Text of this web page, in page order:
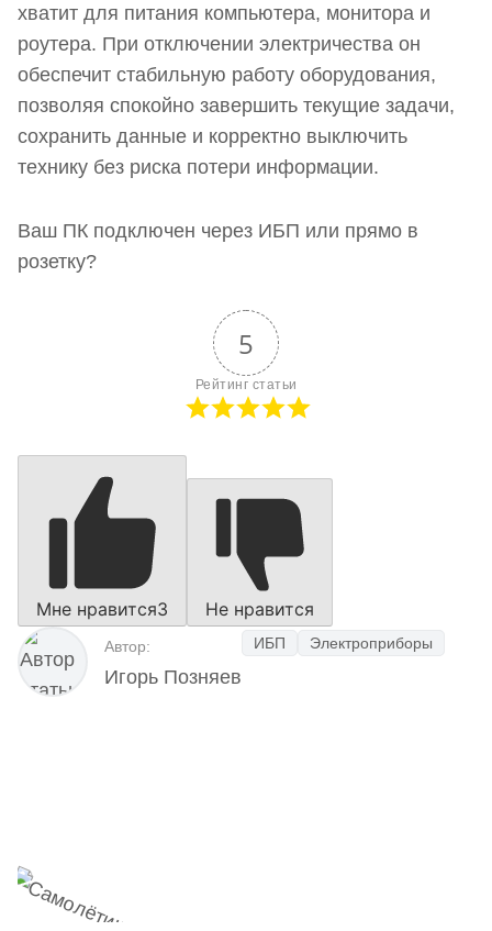
хватит для питания компьютера, монитора и
роутера. При отключении электричества он
обеспечит стабильную работу оборудования,
позволяя спокойно завершить текущие задачи,
сохранить данные и корректно выключить
технику без риска потери информации.
Ваш ПК подключен через ИБП или прямо в
розетку?
5
Рейтинг статьи
Мне нравится3 Не нравится
Автор:
Игорь Позняев
ИБП Электроприборы